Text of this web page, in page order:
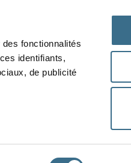
fonctionnalités
identifiants,
de publicité